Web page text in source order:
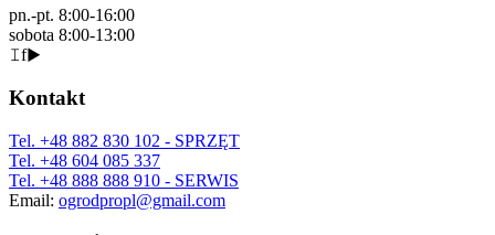
pn.-pt. 8:00-16:00
sobota 8:00-13:00
𝙸f▶
Kontakt
Tel. +48 882 830 102 - SPRZĘT
Tel. +48 604 085 337
Tel. +48 888 888 910 - SERWIS
Email: ogrodpropl@gmail.com